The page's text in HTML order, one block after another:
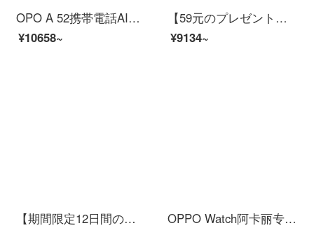
OPO A 52携帯電話AI四摂大絞り夜間撮影動画超高手ブレ防止航続知能ゲーム写真携帯凝縮紫（8+128）標準装備
¥10658~
【59元のプレゼント！】OPO A 32店舗新品A 11同系18 Wフラッシュ充電池千円写真ゲームスマートフォンファンタジーブルー4 GB+128 GB
¥9134~
【期間限定12日間の無料！】OPO Reno 4 SE 5 G新品の携帯電話65 Wフラッシュ充電ゲームスマートフォンフラッシュブルー8 GB+128 GB
OPPO Watch阿卡丽专属定制 eSIM 独立通信运动健康伴侣双曲面柔性屏英雄联盟限定版 绿色